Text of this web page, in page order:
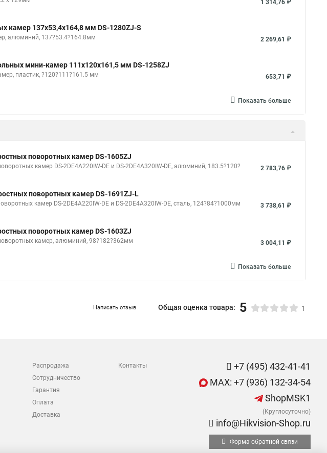
1 314,76 ₽
камер 137x53,4x164,8 мм DS-1280ZJ-S
алюминий, 137?53.4?164.8мм 2 269,61 ₽
мини-камер 111x120x161,5 мм DS-1258ZJ
пластик, ?120?111?161.5 мм 653,71 ₽
Показать больше
поворотных камер DS-1605ZJ
камер DS-2DE4A220IW-DE и DS-2DE4A320IW-DE, алюминий, 183.5?120?
2 783,76 ₽
поворотных камер DS-1691ZJ-L
камер DS-2DE4A220IW-DE и DS-2DE4A320IW-DE, сталь, 124?84?1000мм 3 738,61 ₽
поворотных камер DS-1603ZJ
камер, алюминий, 98?182?362мм 3 004,11 ₽
Показать больше
Написать отзыв Общая оценка товара: 5 1
Распродажа
Сотрудничество
Гарантия
Оплата
Доставка
Контакты
+7 (495) 432-41-41
MAX: +7 (936) 132-34-54
ShopMSK1
(Круглосуточно)
info@Hikvision-Shop.ru
Форма обратной связи